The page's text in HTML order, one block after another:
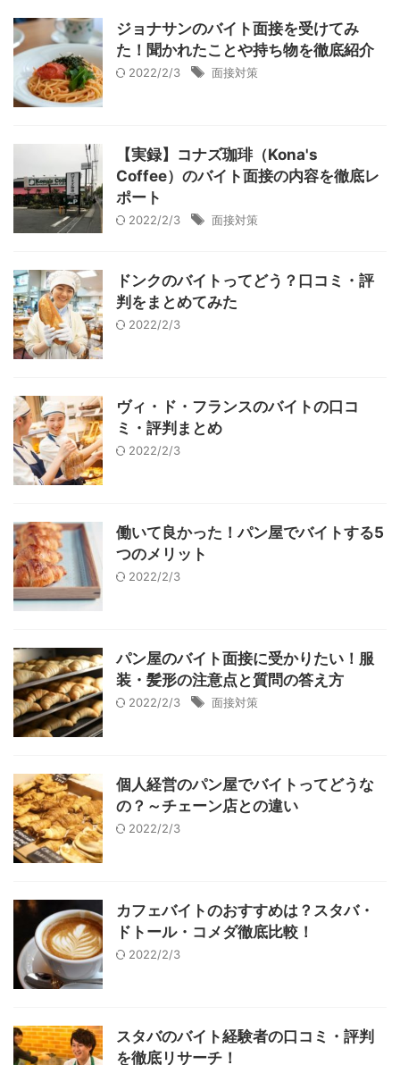
ジョナサンのバイト面接を受けてみ
た！聞かれたことや持ち物を徹底紹介
2022/2/3 面接対策
【実録】コナズ珈琲（Kona's
Coffee）のバイト面接の内容を徹底レ
ポート
2022/2/3 面接対策
ドンクのバイトってどう？口コミ・評
判をまとめてみた
2022/2/3
ヴィ・ド・フランスのバイトの口コ
ミ・評判まとめ
2022/2/3
働いて良かった！パン屋でバイトする5
つのメリット
2022/2/3
パン屋のバイト面接に受かりたい！服
装・髪形の注意点と質問の答え方
2022/2/3 面接対策
個人経営のパン屋でバイトってどうな
の？～チェーン店との違い
2022/2/3
カフェバイトのおすすめは？スタバ・
ドトール・コメダ徹底比較！
2022/2/3
スタバのバイト経験者の口コミ・評判
を徹底リサーチ！